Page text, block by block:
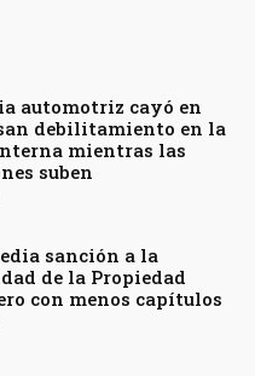
automotriz cayó en
debilitamiento en la
mientras las
suben
sanción a la
de la Propiedad
con menos capítulos